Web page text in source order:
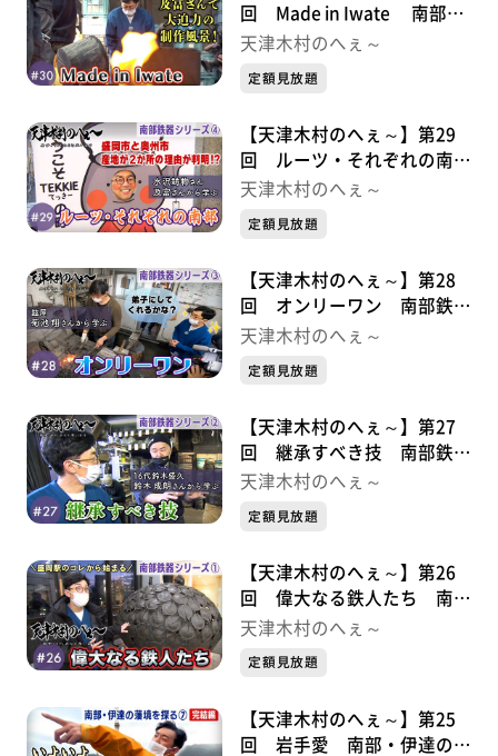
回 Made in Iwate 南部鉄
器シリーズ⑤
天津木村のへぇ～
定額見放題
【天津木村のへぇ～】第29
回 ルーツ・それぞれの南
部 南部鉄器シリーズ④
天津木村のへぇ～
定額見放題
【天津木村のへぇ～】第28
回 オンリーワン 南部鉄器
シリーズ③
天津木村のへぇ～
定額見放題
【天津木村のへぇ～】第27
回 継承すべき技 南部鉄器
シリーズ②
天津木村のへぇ～
定額見放題
【天津木村のへぇ～】第26
回 偉大なる鉄人たち 南部
鉄器シリーズ①
天津木村のへぇ～
定額見放題
【天津木村のへぇ～】第25
回 岩手愛 南部・伊達の藩